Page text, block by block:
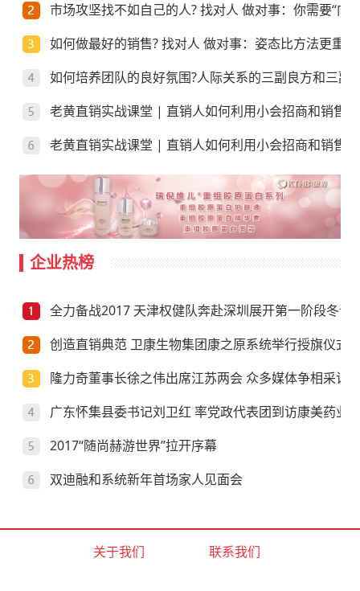
市场攻坚找不如自己的人? 找对人 做对事：你需要“向
如何做最好的销售? 找对人 做对事：姿态比方法更重要!
如何培养团队的良好氛围?人际关系的三副良方和三副
老黄直销实战课堂 | 直销人如何利用小会招商和销售
老黄直销实战课堂 | 直销人如何利用小会招商和销售
企业热榜
全力备战2017 天津权健队奔赴深圳展开第一阶段冬训
创造直销典范 卫康生物集团康之原系统举行授旗仪式
隆力奇董事长徐之伟出席江苏两会 众多媒体争相采访
广东怀集县委书记刘卫红 率党政代表团到访康美药业
2017“随尚赫游世界”拉开序幕
双迪融和系统新年首场家人见面会
关于我们 联系我们